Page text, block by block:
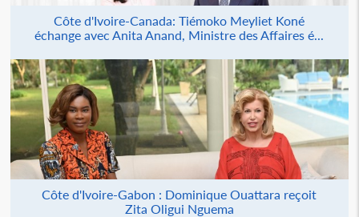
Côte d'Ivoire-Canada: Tiémoko Meyliet Koné
échange avec Anita Anand, Ministre des Affaires é...
Côte d'Ivoire-Gabon : Dominique Ouattara reçoit
Zita Oligui Nguema